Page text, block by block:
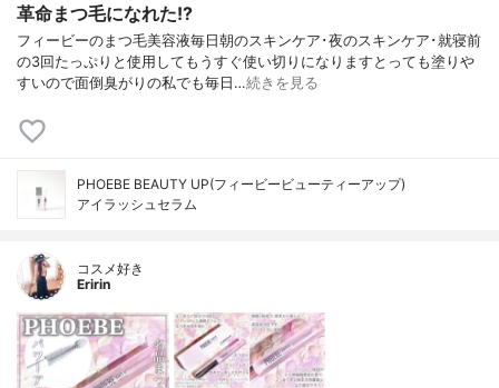
革命まつ毛になれた!?
フィービーのまつ毛美容液毎日朝のスキンケア･夜のスキンケア･就寝前
の3回たっぷりと使用してもうすぐ使い切りになりますとっても塗りや
すいので面倒臭がりの私でも毎日…続きを見る
PHOEBE BEAUTY UP(フィービービューティーアップ)
アイラッシュセラム
コスメ好き
Eririn